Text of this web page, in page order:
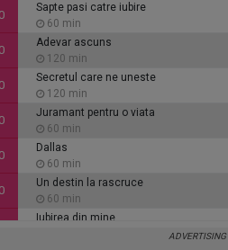
Sapte pasi catre iubire
60 min
Adevar ascuns
120 min
Secretul care ne uneste
120 min
Juramant pentru o viata
60 min
Dallas
60 min
Un destin la rascruce
60 min
Iubirea din mine